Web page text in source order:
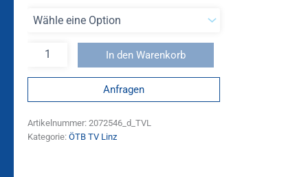
In den Warenkorb
Anfragen
Artikelnummer: 2072546_d_TVL
Kategorie: ÖTB TV Linz